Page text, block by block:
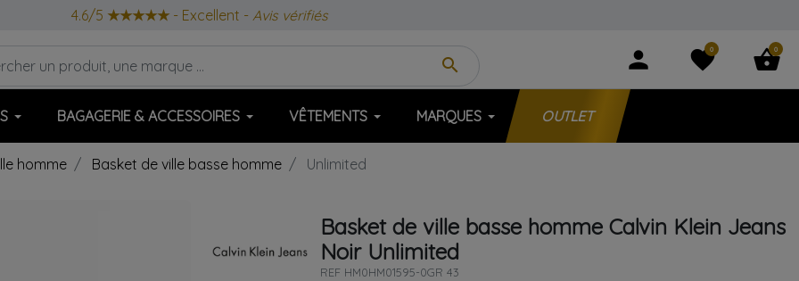
4.6/5 ★★★★★ - Excellent - Avis vérifiés
search person favorite
0 shopping_basket
0
BAGAGERIE & ACCESSOIRES VÊTEMENTS MARQUES OUTLET
homme Basket de ville basse homme Unlimited
Basket de ville basse homme Calvin Klein Jeans
Noir Unlimited
REF HM0HM01595-0GR 43